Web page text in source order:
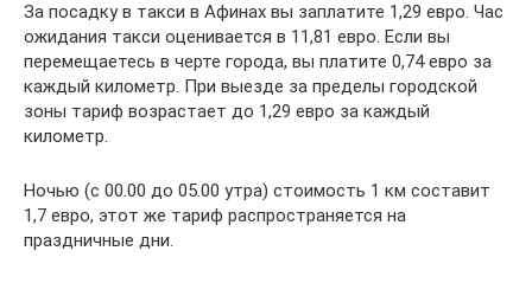
За посадку в такси в Афинах вы заплатите 1,29 евро. Час
ожидания такси оценивается в 11,81 евро. Если вы
перемещаетесь в черте города, вы платите 0,74 евро за
каждый километр. При выезде за пределы городской
зоны тариф возрастает до 1,29 евро за каждый
километр.
Ночью (с 00.00 до 05.00 утра) стоимость 1 км составит
1,7 евро, этот же тариф распространяется на
праздничные дни.